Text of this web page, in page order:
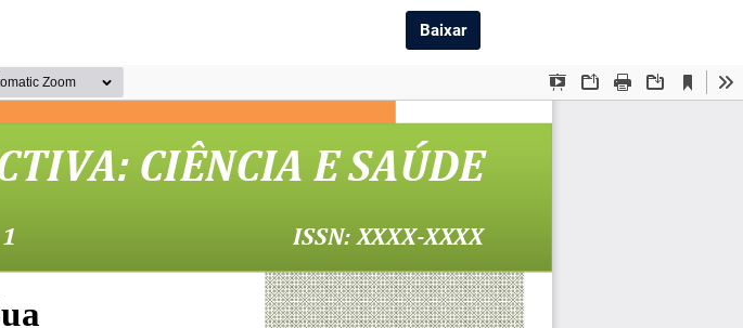
BaixarBaixar PDF